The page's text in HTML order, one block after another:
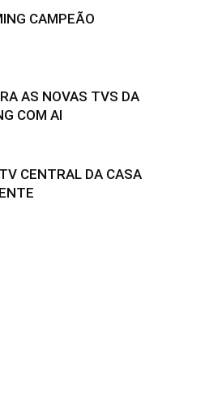
CAMPEÃO
AS NOVAS TVS DA
COM AI
CENTRAL DA CASA